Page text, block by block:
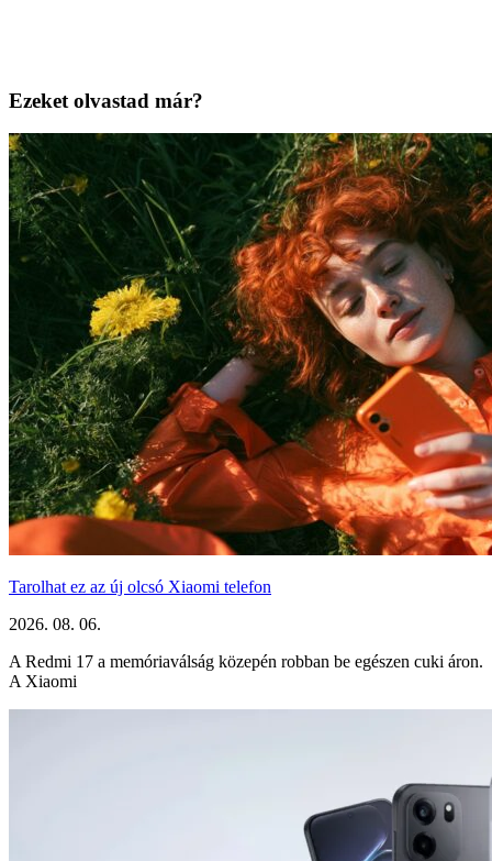
Ezeket olvastad már?
Tarolhat ez az új olcsó Xiaomi telefon
2026. 08. 06.
A Redmi 17 a memóriaválság közepén robban be egészen cuki áron.
A Xiaomi